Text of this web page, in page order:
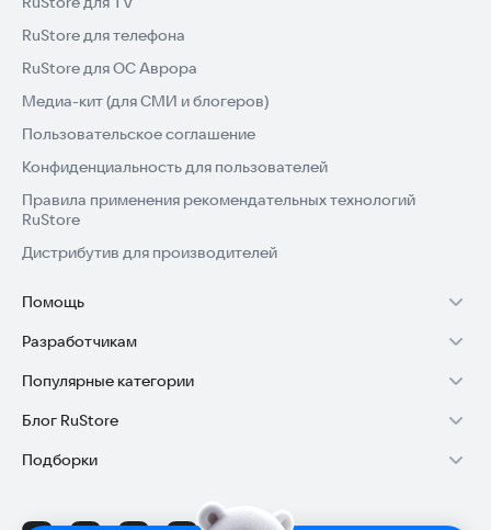
RuStore для телефона
RuStore для ОС Аврора
Медиа-кит (для СМИ и блогеров)
Пользовательское соглашение
Конфиденциальность для пользователей
Правила применения рекомендательных технологий
RuStore
Дистрибутив для производителей
Помощь
Установка RuStore на TV
Покупки и возвраты
Разработчикам
Зарабатывать с RuStore
Блог RuStore для разработчиков
Популярные категории
Игры для Android
Блог RuStore
Обзоры игр для Android 2025
Лайфхаки и советы для Android-пользователей
Подборки